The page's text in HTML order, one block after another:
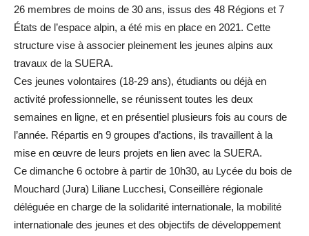
26 membres de moins de 30 ans, issus des 48 Régions et 7
États de l’espace alpin, a été mis en place en 2021. Cette
structure vise à associer pleinement les jeunes alpins aux
travaux de la SUERA.
Ces jeunes volontaires (18-29 ans), étudiants ou déjà en
activité professionnelle, se réunissent toutes les deux
semaines en ligne, et en présentiel plusieurs fois au cours de
l’année. Répartis en 9 groupes d’actions, ils travaillent à la
mise en œuvre de leurs projets en lien avec la SUERA.
Ce dimanche 6 octobre à partir de 10h30, au Lycée du bois de
Mouchard (Jura) Liliane Lucchesi, Conseillère régionale
déléguée en charge de la solidarité internationale, la mobilité
internationale des jeunes et des objectifs de développement